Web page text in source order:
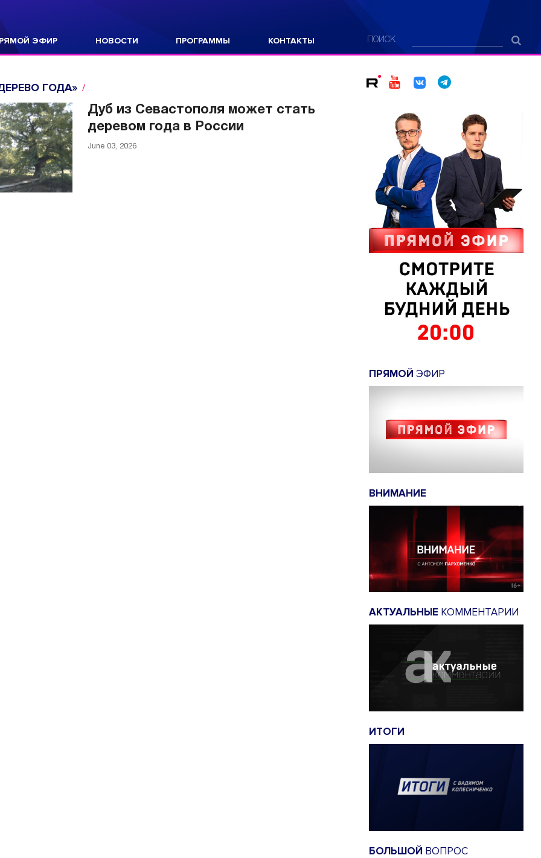
ЭФИР НОВОСТИ ПРОГРАММЫ КОНТАКТЫ ПОИСК
ГОДА»
Дуб из Севастополя может стать
деревом года в России
June 03, 2026
ПРЯМОЙ ЭФИР
ВНИМАНИЕ
АКТУАЛЬНЫЕ КОММЕНТАРИИ
ИТОГИ
БОЛЬШОЙ ВОПРОС